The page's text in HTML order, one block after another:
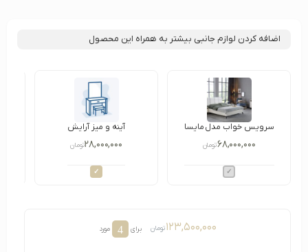
اضافه کردن لوازم جانبی بیشتر به همراه این محصول
سرویس خواب مدل مایسا
۶۸,۰۰۰,۰۰۰تومان
آینه و میز آرایش
۲۸,۰۰۰,۰۰۰تومان
۱۲۳,۵۰۰,۰۰۰تومان برای 4 مورد